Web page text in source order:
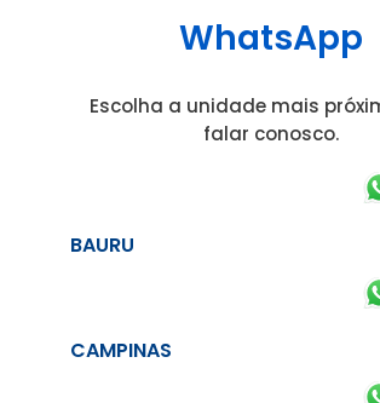
WhatsApp
Escolha a unidade mais
falar conosco.
BAURU
CAMPINAS